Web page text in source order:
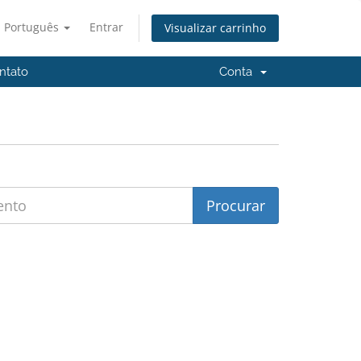
Português Entrar Visualizar carrinho
Conta